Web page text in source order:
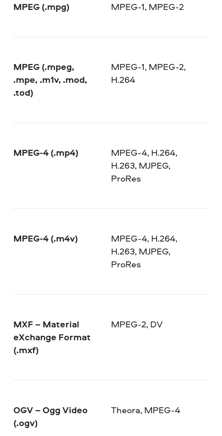
MPEG (.mpg) MPEG-1, MPEG-2
MPEG (.mpeg,
.mpe, .m1v, .mod,
.tod)
MPEG-1, MPEG-2,
H.264
MPEG-4 (.mp4)
MPEG-4, H.264,
H.263, MJPEG,
ProRes
MPEG-4 (.m4v)
MPEG-4, H.264,
H.263, MJPEG,
ProRes
MXF – Material
eXchange Format
(.mxf)
MPEG-2, DV
OGV – Ogg Video
(.ogv)
Theora, MPEG-4